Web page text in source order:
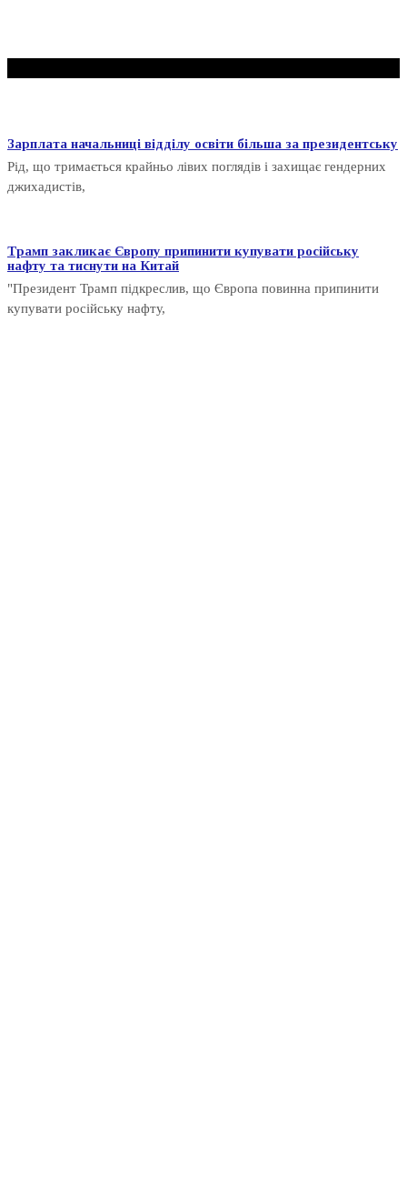
Зарплата начальниці відділу освіти більша за президентську
Рід, що тримається крайньо лівих поглядів і захищає гендерних
джихадистів,
Трамп закликає Європу припинити купувати російську
нафту та тиснути на Китай
"Президент Трамп підкреслив, що Європа повинна припинити
купувати російську нафту,